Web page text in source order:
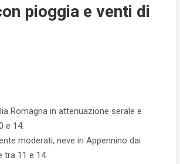
pioggia e venti di
Romagna in attenuazione serale e
e 14.
moderati, neve in Appennino dai
tra 11 e 14.